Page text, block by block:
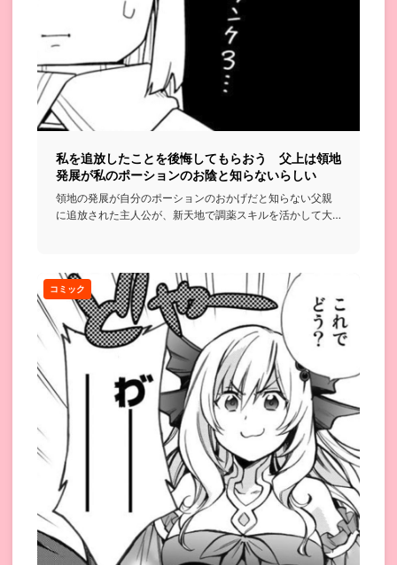
私を追放したことを後悔してもらおう 父上は領地
発展が私のポーションのお陰と知らないらしい
領地の発展が自分のポーションのおかげだと知らない父親
に追放された主人公が、新天地で調薬スキルを活かして大
コミック